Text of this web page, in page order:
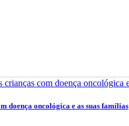
doença oncológica e as suas famílias